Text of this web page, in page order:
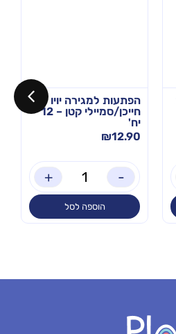
הפתעות למגירה יויו
חייכן/סמיילי קטן – 12
יח'
₪12.90
-
+
הוספה לסל